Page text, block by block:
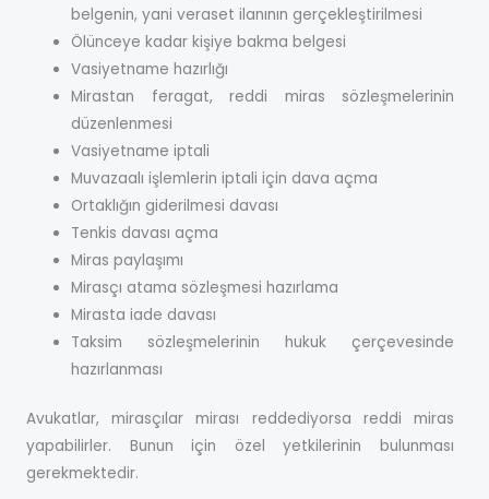
belgenin, yani veraset ilanının gerçekleştirilmesi
Ölünceye kadar kişiye bakma belgesi
Vasiyetname hazırlığı
Mirastan feragat, reddi miras sözleşmelerinin
düzenlenmesi
Vasiyetname iptali
Muvazaalı işlemlerin iptali için dava açma
Ortaklığın giderilmesi davası
Tenkis davası açma
Miras paylaşımı
Mirasçı atama sözleşmesi hazırlama
Mirasta iade davası
Taksim sözleşmelerinin hukuk çerçevesinde
hazırlanması
Avukatlar, mirasçılar mirası reddediyorsa reddi miras
yapabilirler. Bunun için özel yetkilerinin bulunması
gerekmektedir.